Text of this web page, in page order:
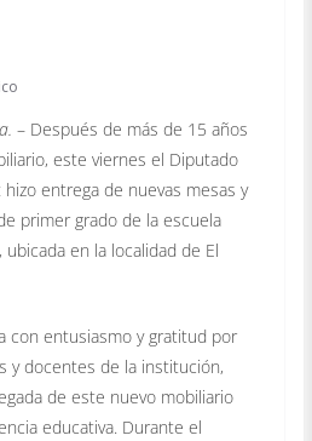
– Después de más de 15 años
este viernes el Diputado
hizo entrega de nuevas mesas y
primer grado de la escuela
ubicada en la localidad de El
con entusiasmo y gratitud por
y docentes de la institución,
de este nuevo mobiliario
educativa. Durante el